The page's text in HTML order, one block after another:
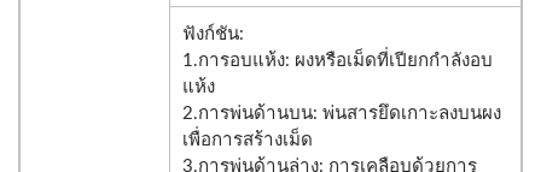
ฟังก์ชัน:
1.การอบแห้ง: ผงหรือเม็ดที่เปียกกำลังอบ
แห้ง
2.การพ่นด้านบน: พ่นสารยึดเกาะลงบนผง
เพื่อการสร้างเม็ด
3.การพ่นด้านล่าง: การเคลือบด้วยการ